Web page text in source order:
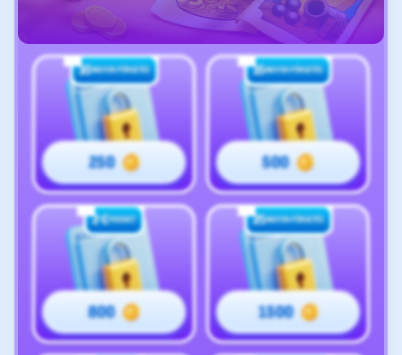
10INGYEN PÖRGETÉS
250
15INGYEN PÖRGETÉS
500
2 €FREEBET
800
25INGYEN PÖRGETÉS
1500